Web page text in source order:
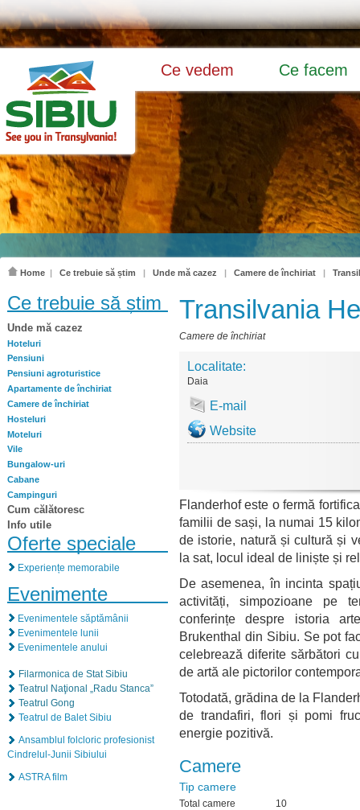
Ce vedem Ce facem
Home | Ce trebuie să știm | Unde mă cazez | Camere de închiriat |
Ce trebuie să știm
Unde mă cazez
Hoteluri
Pensiuni
Pensiuni agroturistice
Apartamente de închiriat
Camere de închiriat
Hosteluri
Moteluri
Vile
Bungalow-uri
Cabane
Campinguri
Cum călătoresc
Info utile
Oferte speciale
Experiențe memorabile
Evenimente
Evenimentele săptămânii
Evenimentele lunii
Evenimentele anului
Filarmonica de Stat Sibiu
Teatrul Naţional „Radu Stanca”
Teatrul Gong
Teatrul de Balet Sibiu
Ansamblul folcloric profesionist
Cindrelul-Junii Sibiului
ASTRA film
Transilvania
Camere de închiriat
Localitate:
Daia
E-mail
Website
Flanderhof este o fermă
familii de sași, la numai 15
de istorie, natură și cultură și
la sat, locul ideal de liniște și
De asemenea, în incinta
activități, simpozioane pe
conferințe despre istoria
Brukenthal din Sibiu. Se pot
celebrează diferite sărbători
de artă ale pictorilor
Totodată, grădina de la
de trandafiri, flori și pomi
energie pozitivă.
Camere
Tip camere
Total camere
10